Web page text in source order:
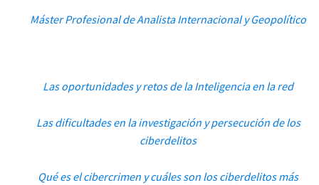
Máster Profesional de Analista Internacional y Geopolítico
Las oportunidades y retos de la Inteligencia en la red
Las dificultades en la investigación y persecución de los
ciberdelitos
Qué es el cibercrimen y cuáles son los ciberdelitos más